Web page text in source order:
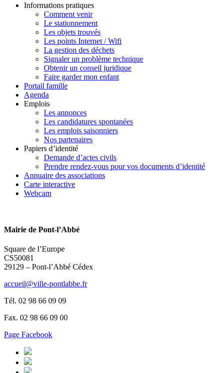
Informations pratiques
Comment venir
Le stationnement
Les objets trouvés
Les points Internet / Wifi
La gestion des déchets
Signaler un problème technique
Obtenir un conseil juridique
Faire garder mon enfant
Portail famille
Agenda
Emplois
Les annonces
Les candidatures spontanées
Les emplois saisonniers
Nos partenaires
Papiers d’identité
Demande d’actes civils
Prendre rendez-vous pour vos documents d’identité
Annuaire des associations
Carte interactive
Webcam
Mairie de Pont-l’Abbé
Square de l’Europe
CS50081
29129 – Pont-l’Abbé Cédex
accueil@ville-pontlabbe.fr
Tél. 02 98 66 09 09
Fax. 02 98 66 09 00
Page Facebook